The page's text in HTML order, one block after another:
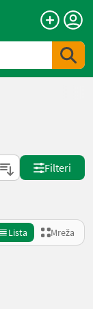
Filteri
Lista Mreža